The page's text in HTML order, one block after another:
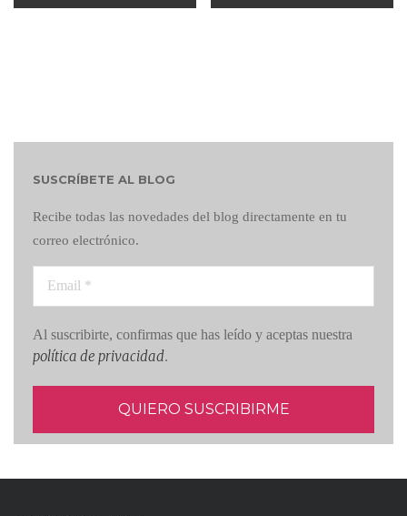
SUSCRÍBETE AL BLOG
Recibe todas las novedades del blog directamente en tu
correo electrónico.
Al suscribirte, confirmas que has leído y aceptas nuestra
política de privacidad.